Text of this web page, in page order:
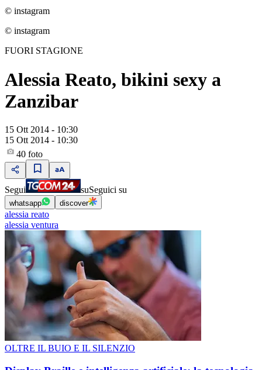
© instagram
© instagram
FUORI STAGIONE
Alessia Reato, bikini sexy a
Zanzibar
15 Ott 2014 - 10:30
15 Ott 2014 - 10:30
40 foto
Segui suSeguici su
whatsapp discover
alessia reato
alessia ventura
OLTRE IL BUIO E IL SILENZIO